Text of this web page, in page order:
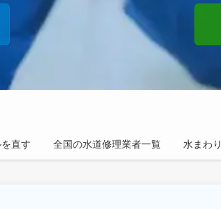
直す 全国の水道修理業者一覧 水まわ